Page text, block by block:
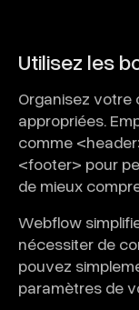
Utilisez les
Organisez votre
appropriées.
comme
<footer> pour
de mieux
Webflow
nécessiter de
pouvez
paramètres de